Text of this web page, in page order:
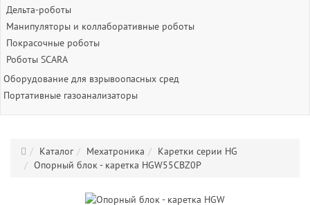
Дельта-роботы
Манипуляторы и коллаборативные роботы
Покрасочные роботы
Роботы SCARA
Оборудование для взрывоопасных сред
Портативные газоанализаторы
Каталог Мехатроника
Каретки серии HG
Опорный блок - каретка HGW55CBZ0P